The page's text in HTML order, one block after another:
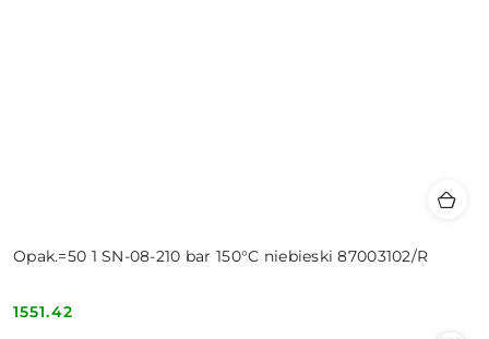
Opak.=50 1 SN-08-210 bar 150°C niebieski 87003102/R
Cena:
1551.42